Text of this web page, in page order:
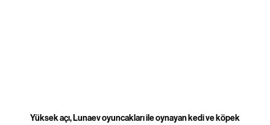
Yüksek açı, Lunaev oyuncakları ile oynayan kedi ve köpek